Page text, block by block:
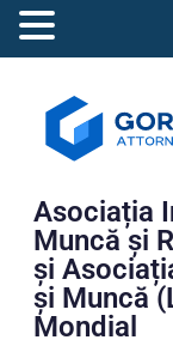
Asociația
Muncă și
și
și Muncă
Mondial